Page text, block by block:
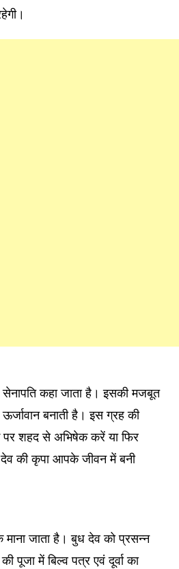
कहा जाता है। इसकी मजबूत
बनाती है। इस ग्रह की
पर शहद से अभिषेक करें या फिर
की कृपा आपके जीवन में बनी
माना जाता है। बुध देव को प्रसन्न
पूजा में बिल्व पत्र एवं दूर्वा का